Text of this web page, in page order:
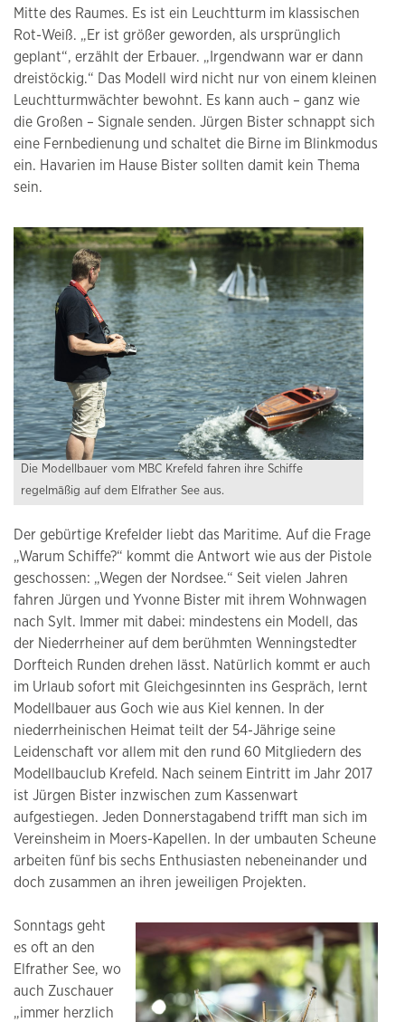
Mitte des Raumes. Es ist ein Leuchtturm im klassischen
Rot-Weiß. „Er ist größer geworden, als ursprünglich
geplant“, erzählt der Erbauer. „Irgendwann war er dann
dreistöckig.“ Das Modell wird nicht nur von einem kleinen
Leuchtturmwächter bewohnt. Es kann auch – ganz wie
die Großen – Signale senden. Jürgen Bister schnappt sich
eine Fernbedienung und schaltet die Birne im Blinkmodus
ein. Havarien im Hause Bister sollten damit kein Thema
sein.
Die Modellbauer vom MBC Krefeld fahren ihre Schiffe
regelmäßig auf dem Elfrather See aus.
Der gebürtige Krefelder liebt das Maritime. Auf die Frage
„Warum Schiffe?“ kommt die Antwort wie aus der Pistole
geschossen: „Wegen der Nordsee.“ Seit vielen Jahren
fahren Jürgen und Yvonne Bister mit ihrem Wohnwagen
nach Sylt. Immer mit dabei: mindestens ein Modell, das
der Niederrheiner auf dem berühmten Wenningstedter
Dorfteich Runden drehen lässt. Natürlich kommt er auch
im Urlaub sofort mit Gleichgesinnten ins Gespräch, lernt
Modellbauer aus Goch wie aus Kiel kennen. In der
niederrheinischen Heimat teilt der 54-Jährige seine
Leidenschaft vor allem mit den rund 60 Mitgliedern des
Modellbauclub Krefeld. Nach seinem Eintritt im Jahr 2017
ist Jürgen Bister inzwischen zum Kassenwart
aufgestiegen. Jeden Donnerstagabend trifft man sich im
Vereinsheim in Moers-Kapellen. In der umbauten Scheune
arbeiten fünf bis sechs Enthusiasten nebeneinander und
doch zusammen an ihren jeweiligen Projekten.
Sonntags geht
es oft an den
Elfrather See, wo
auch Zuschauer
„immer herzlich